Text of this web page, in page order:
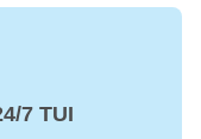
7 TUI